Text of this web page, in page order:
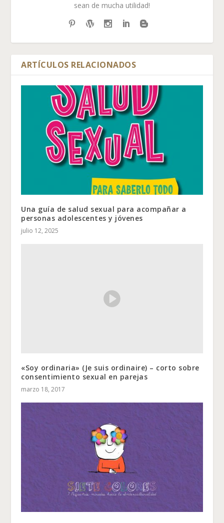
sean de mucha utilidad!
ARTÍCULOS RELACIONADOS
Una guía de salud sexual para acompañar a
personas adolescentes y jóvenes
julio 12, 2025
«Soy ordinaria» (Je suis ordinaire) – corto sobre
consentimiento sexual en parejas
marzo 18, 2017